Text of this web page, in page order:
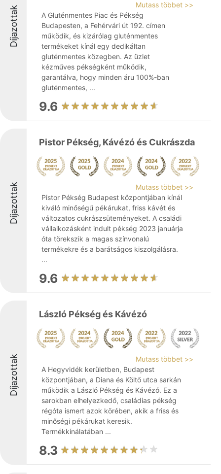
Díjazottak
Mutass többet >>
A Gluténmentes Piac és Pékség
Budapesten, a Fehérvári út 192. címen
működik, és kizárólag gluténmentes
termékeket kínál egy dedikáltan
gluténmentes közegben. Az üzlet
kézműves pékségként működik,
garantálva, hogy minden áru 100%-ban
gluténmentes, ...
9.6
Díjazottak
Pistor Pékség, Kávézó és Cukrászda
Mutass többet >>
Pistor Pékség Budapest központjában kínál
kiváló minőségű pékárukat, friss kávét és
változatos cukrászsüteményeket. A családi
vállalkozásként indult pékség 2023 januárja
óta törekszik a magas színvonalú
termékekre és a barátságos kiszolgálásra.
...
9.6
Díjazottak
László Pékség és Kávézó
Mutass többet >>
A Hegyvidék kerületben, Budapest
központjában, a Diana és Költő utca sarkán
működik a László Pékség és Kávézó. Ez a
sarokban elhelyezkedő, családias pékség
régóta ismert azok körében, akik a friss és
minőségi pékárukat keresik.
Termékkínálatában ...
8.3